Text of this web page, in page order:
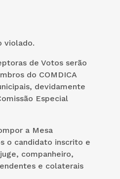
violado.
de Votos serão
do COMDICA
devidamente
Especial
a Mesa
o candidato inscrito e
companheiro,
e colaterais